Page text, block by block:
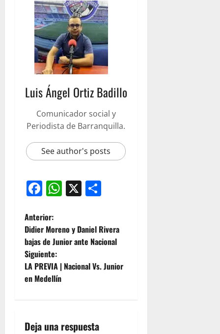
Luis Ángel Ortiz Badillo
Comunicador social y
Periodista de Barranquilla.
See author's posts
Facebook
WhatsApp
X
Anterior:
Didier Moreno y Daniel Rivera
bajas de Junior ante Nacional
Siguiente:
LA PREVIA | Nacional Vs. Junior
en Medellín
Deja una respuesta